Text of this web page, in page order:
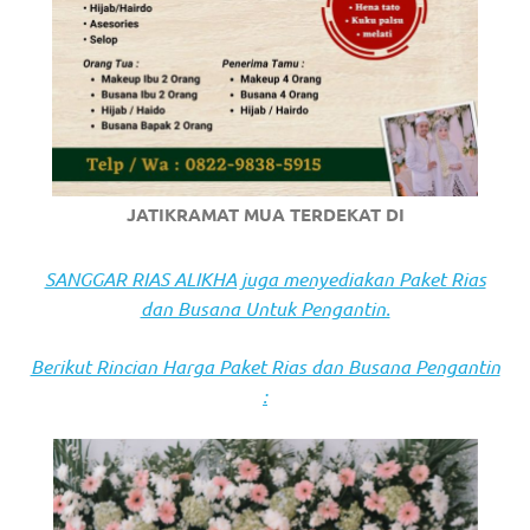
https://www.stockswatches.com
anchor
https://
check
here
https://www.domainwatches.com
visit
JATIKRAMAT MUA TERDEKAT DI
SANGGAR RIAS ALIKHA juga menyediakan Paket Rias
dan Busana Untuk Pengantin.
Berikut Rincian Harga Paket Rias dan Busana Pengantin
: